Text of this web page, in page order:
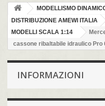
MODELLISMO
DISTRIBUZIONE AMEWI ITALIA
MODELLI SCALA 1:14
cassone ribaltabile idraulico Pro
INFORMAZIONI